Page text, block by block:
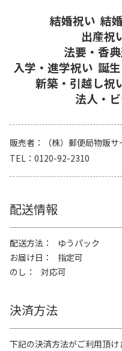
結婚祝い 結
出産祝
法要・香
入学・進学祝い 誕
新築・引越し祝
法人・
販売者
（株）郵便局物販
TEL
0120-92-2310
配送情報
配送方法
ゆうパック
お届け日
指定可
のし
対応可
決済方法
下記の決済方法がご利用頂け